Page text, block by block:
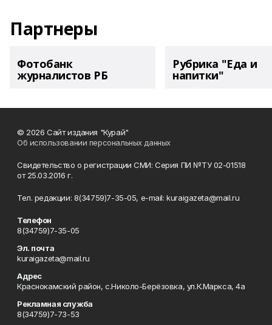
Партнеры
Фотобанк
журналистов РБ
Рубрика "Еда и
напитки"
© 2026 Сайт издания "Курай"
Об использовании персональных данных
Свидетельство о регистрации СМИ: Серия ПИ №ТУ 02-01518
от 25.03.2016 г.
Тел. редакции: 8(34759)7-35-05, e-mail: kuraigazeta@mail.ru
Телефон
8(34759)7-35-05
Эл. почта
kuraigazeta@mail.ru
Адрес
Краснокамский район, с.Николо-Берёзовка, ул.К.Маркса, 4а
Рекламная служба
8(34759)7-73-53